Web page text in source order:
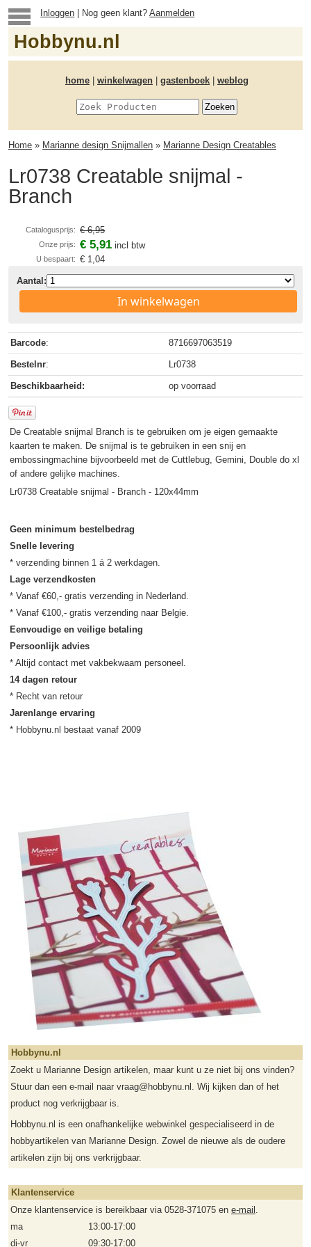
Inloggen | Nog geen klant?Aanmelden
Hobbynu.nl
home winkelwagen gastenboek weblog
Home » Marianne design Snijmallen » Marianne Design Creatables
Lr0738 Creatable snijmal -
Branch
Catalogusprijs: € 6,95
Onze prijs: € 5,91 incl btw
U bespaart: € 1,04
Aantal:
In winkelwagen
Barcode: 8716697063519
Bestelnr: Lr0738
Beschikbaarheid: op voorraad
De Creatable snijmal Branch is te gebruiken om je eigen gemaakte
kaarten te maken. De snijmal is te gebruiken in een snij en
embossingmachine bijvoorbeeld met de Cuttlebug, Gemini, Double do xl
of andere gelijke machines.
Lr0738 Creatable snijmal - Branch - 120x44mm
Geen minimum bestelbedrag
Snelle levering
Lage verzendkosten
* Vanaf €60,- gratis verzending in Nederland.
Eenvoudige en veilige betaling
Persoonlijk advies
14 dagen retour
Jarenlange ervaring
* Hobbynu.nl bestaat vanaf 2009
Hobbynu.nl
Zoekt u Marianne Design artikelen, maar kunt u ze niet bij ons vinden?
Stuur dan een e-mail naar vraag@hobbynu.nl. Wij kijken dan of het
product nog verkrijgbaar is.
Hobbynu.nl is een onafhankelijke webwinkel gespecialiseerd in de
hobbyartikelen van Marianne Design. Zowel de nieuwe als de oudere
artikelen zijn bij ons verkrijgbaar.
Klantenservice
Onze klantenservice is bereikbaar via 0528-371075 en e-mail .
ma
13:00-17:00
di-vr
09:30-17:00